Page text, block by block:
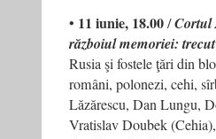
• 11 iunie, 18.00/Cortul
războiul memoriei:
Rusia şi fostele ţări din
români, polonezi, cehi,
Lăzărescu, Dan Lungu,
Vratislav Doubek